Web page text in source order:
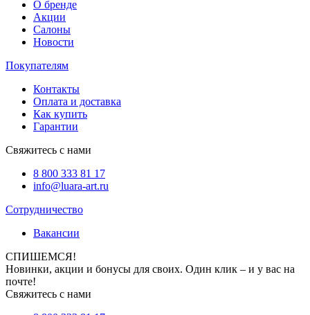
О бренде
Акции
Салоны
Новости
Покупателям
Контакты
Оплата и доставка
Как купить
Гарантии
Свяжитесь с нами
8 800 333 81 17
info@luara-art.ru
Сотрудничество
Вакансии
СПИШЕМСЯ!
Новинки, акции и бонусы для своих. Один клик – и у вас на
почте!
Свяжитесь с нами